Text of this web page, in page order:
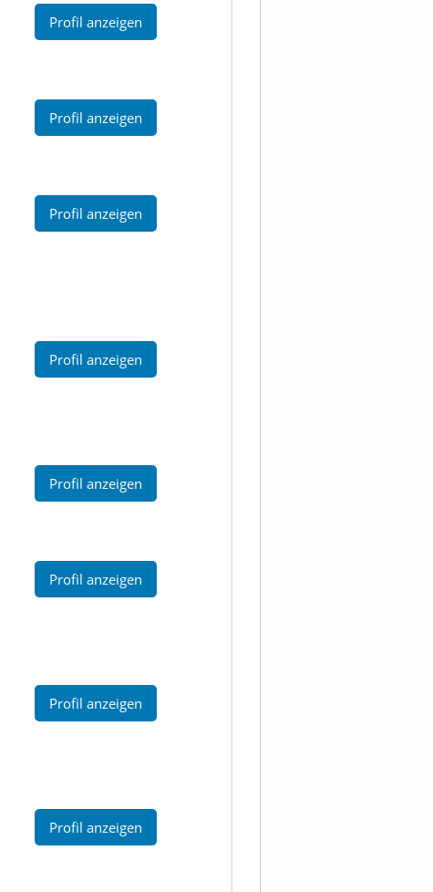
Profil anzeigen
Profil anzeigen
Profil anzeigen
Profil anzeigen
Profil anzeigen
Profil anzeigen
Profil anzeigen
Profil anzeigen